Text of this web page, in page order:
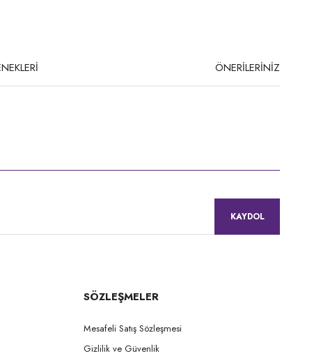
ÖNERİLERİNİZ
KAYDOL
SÖZLEŞMELER
Mesafeli Satış Sözleşmesi
Gizlilik ve Güvenlik